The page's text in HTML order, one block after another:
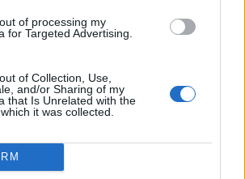
of processing my
for Targeted Advertising.
of Collection, Use,
and/or Sharing of my
that Is Unrelated with the
it was collected.
KL.
på
SPORT 2026-08-06 KL. 08:36
Hockeysajt
berömmer årets
lagbygge